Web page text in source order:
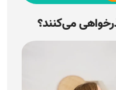
می‌کنند؟